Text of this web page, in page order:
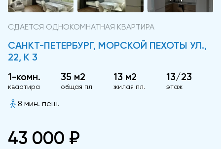
СДАЕТСЯ ОДНОКОМНАТНАЯ КВАРТИРА
САНКТ-ПЕТЕРБУРГ, МОРСКОЙ ПЕХОТЫ УЛ.,
22, К 3
1-комн.
квартира
35 м2
общая пл.
13 м2
жилая пл.
13/23
этаж
8 мин. пеш.
43 000 ₽